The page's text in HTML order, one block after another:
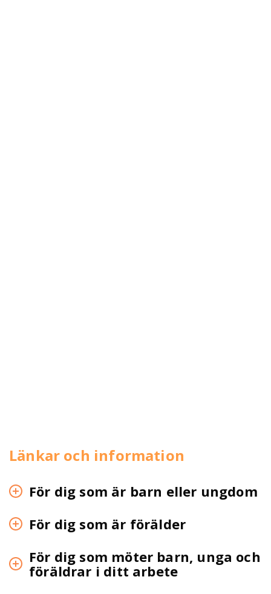
Länkar och information
För dig som är barn eller ungdom
För dig som är förälder
För dig som möter barn, unga och
föräldrar i ditt arbete